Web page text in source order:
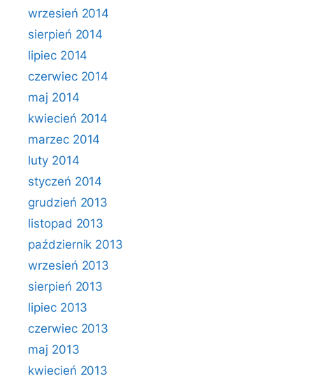
wrzesień 2014
sierpień 2014
lipiec 2014
czerwiec 2014
maj 2014
kwiecień 2014
marzec 2014
luty 2014
styczeń 2014
grudzień 2013
listopad 2013
październik 2013
wrzesień 2013
sierpień 2013
lipiec 2013
czerwiec 2013
maj 2013
kwiecień 2013